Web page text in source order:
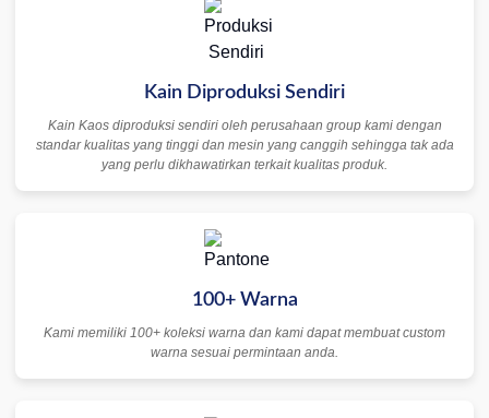
Kain Diproduksi Sendiri
Kain Kaos diproduksi sendiri oleh perusahaan group kami dengan
standar kualitas yang tinggi dan mesin yang canggih sehingga tak ada
yang perlu dikhawatirkan terkait kualitas produk.
100+ Warna
Kami memiliki 100+ koleksi warna dan kami dapat membuat custom
warna sesuai permintaan anda.